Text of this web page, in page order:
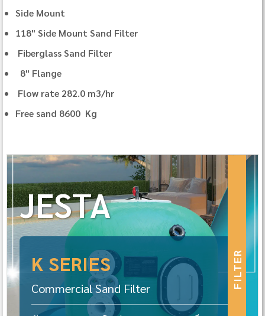
Side Mount
118" Side Mount Sand Filter
Fiberglass Sand Filter
8" Flange
Flow rate 282.0 m3/hr
Free sand 8600 Kg
JESTA
K SERIES
Commercial Sand Filter FILTER